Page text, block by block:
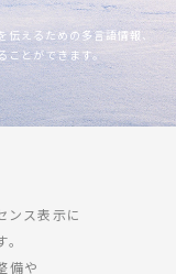
伝えるための多言語情報、
とができます。
ンス表示に
備や